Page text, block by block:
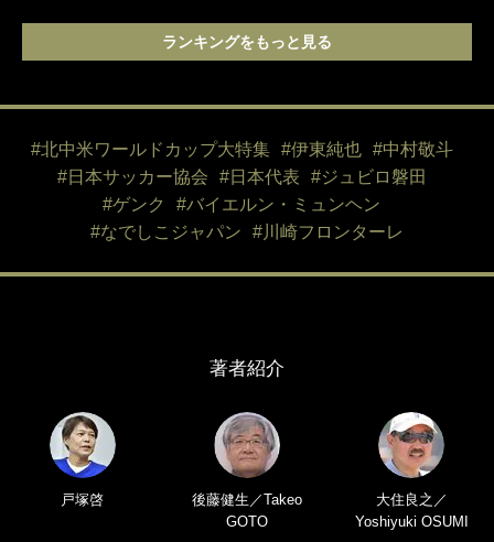
ランキングをもっと見る
#北中米ワールドカップ大特集 #伊東純也
#中村敬斗
#日本サッカー協会
#日本代表
#ジュビロ磐田
#ゲンク
#バイエルン・ミュンヘン
#なでしこジャパン
#川崎フロンターレ
著者紹介
戸塚啓
後藤健生／Takeo
GOTO
大住良之／
Yoshiyuki OSUMI